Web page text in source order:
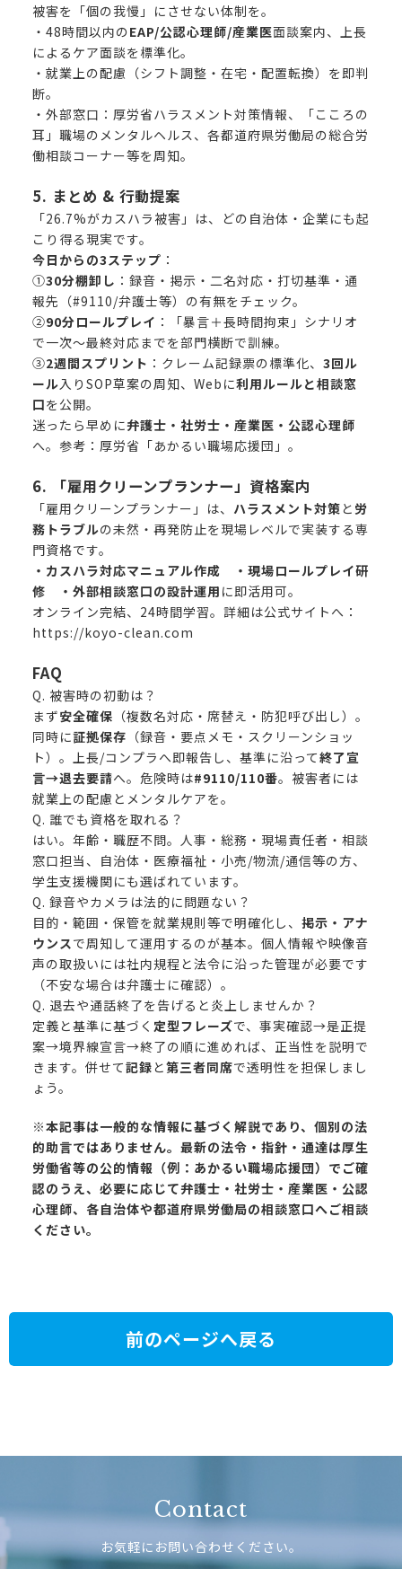
被害を「個の我慢」にさせない体制を。
・48時間以内のEAP/公認心理師/産業医面談案内、上長
によるケア面談を標準化。
・就業上の配慮（シフト調整・在宅・配置転換）を即判
断。
・外部窓口： 厚労省ハラスメント対策情報、
「こころの
耳」職場のメンタルヘルス、各都道府県労働局の総合労
働相談コーナー等を周知。
5. まとめ & 行動提案
「26.7%がカスハラ被害」は、どの自治体・企業にも起
こり得る現実です。
今日からの3ステップ ：
①30分棚卸し ：録音・掲示・二名対応・打切基準・通
報先（#9110/弁護士等）の有無をチェック。
②90分ロールプレイ ：「暴言＋長時間拘束」シナリオ
で一次～最終対応までを部門横断で訓練。
③2週間スプリント ：クレーム記録票の標準化、 3回ル
ール入りSOP草案の周知、Webに利用ルールと相談窓
口を公開。
迷ったら早めに弁護士・社労士・産業医・公認心理師
へ。参考： 厚労省「あかるい職場応援団」 。
6. 「雇用クリーンプランナー」資格案内
「雇用クリーンプランナー」は、 ハラスメント対策と労
務トラブルの未然・再発防止を現場レベルで実装する専
門資格です。
・カスハラ対応マニュアル作成 ・現場ロールプレイ研
修 ・外部相談窓口の設計運用 に即活用可。
オンライン完結、24時間学習。詳細は公式サイトへ：
https://koyo-clean.com
FAQ
Q. 被害時の初動は？
まず安全確保 （複数名対応・席替え・防犯呼び出し）。
同時に証拠保存 （録音・要点メモ・スクリーンショッ
ト）。上長/コンプラへ即報告し、基準に沿って終了宣
言→退去要請へ。危険時は#9110/110番。被害者には
就業上の配慮とメンタルケアを。
Q. 誰でも資格を取れる？
はい。年齢・職歴不問。人事・総務・現場責任者・相談
窓口担当、自治体・医療福祉・小売/物流/通信等の方、
学生支援機関にも選ばれています。
Q. 録音やカメラは法的に問題ない？
目的・範囲・保管を就業規則等で明確化し、 掲示・アナ
ウンスで周知して運用するのが基本。個人情報や映像音
声の取扱いには社内規程と法令に沿った管理が必要です
（不安な場合は弁護士に確認）。
Q. 退去や通話終了を告げると炎上しませんか？
定義と基準に基づく 定型フレーズで、事実確認→是正提
案→境界線宣言→終了の順に進めれば、正当性を説明で
きます。併せて記録と第三者同席で透明性を担保しまし
ょう。
※本記事は一般的な情報に基づく解説であり、個別の法
的助言ではありません。最新の法令・指針・通達は厚生
労働省等の公的情報（例： あかるい職場応援団）でご確
認のうえ、必要に応じて弁護士・社労士・産業医・公認
心理師、各自治体や都道府県労働局の相談窓口へご相談
ください。
前のページへ戻る
Contact
お気軽にお問い合わせください。